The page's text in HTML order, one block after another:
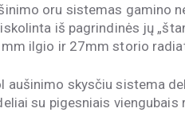
oru sistemas gamino
iš pagrindinės jų
ilgio ir 27mm storio
aušinimo skysčiu sistema
su pigesniais viengubais